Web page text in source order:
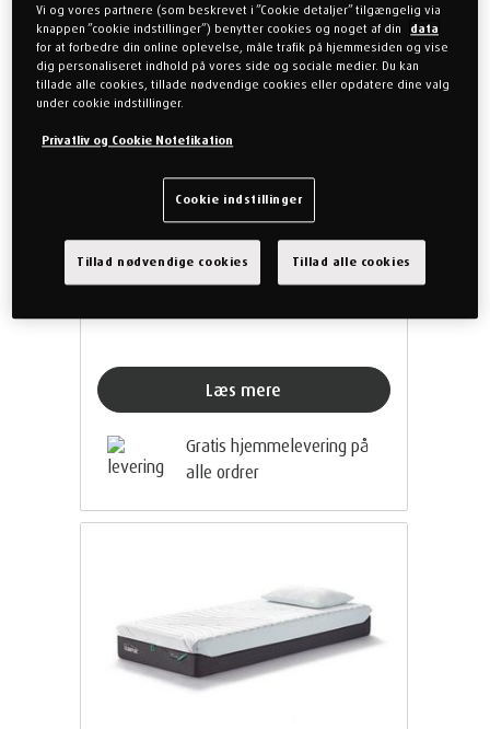
TEMPUR PRO® Plus CoolQuilt
Medium Firm
Vores mest luksuriøse quiltede madras.
du perfekt tilpasset støtte.
80 x 200 cm Medium Firm PRO Plus
Læs mere
Gratis hjemmelevering på
alle ordrer
Vi og vores partnere (som beskrevet i ”Cookie detaljer” tilgængelig via
knappen ”cookie indstillinger”) benytter cookies og noget af din
data
for at forbedre din online oplevelse, måle trafik på hjemmesiden og vise
dig personaliseret indhold på vores side og sociale medier. Du kan
tillade alle cookies, tillade nødvendige cookies eller opdatere dine valg
under cookie indstillinger.
Privatliv og Cookie Notefikation
Cookie indstillinger
Tillad nødvendige cookies Tillad alle cookies